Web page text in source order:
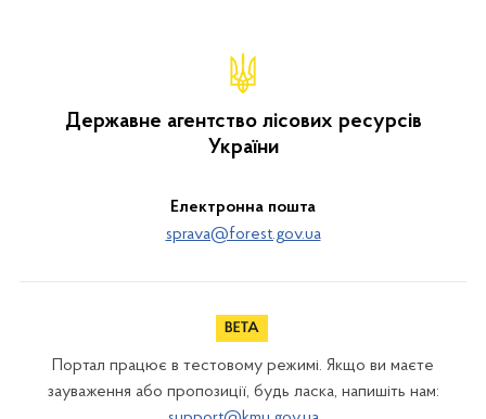
Державне агентство лісових ресурсів
України
Електронна пошта
sprava@forest.gov.ua
Портал працює в тестовому режимі. Якщо ви маєте
зауваження або пропозиції, будь ласка, напишіть нам: